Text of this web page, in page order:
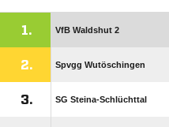
1. VfB Waldshut 2
2. Spvgg Wutöschingen
3. SG Steina-Schlüchttal